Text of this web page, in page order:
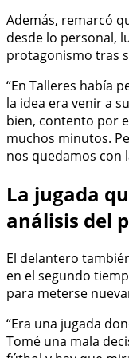
Además, remarcó
desde lo personal,
protagonismo tras
“En Talleres había
la idea era venir a
bien, contento por
muchos minutos.
nos quedamos con
La jugada
análisis del
El delantero
en el segundo
para meterse
“Era una jugada
Tomé una mala